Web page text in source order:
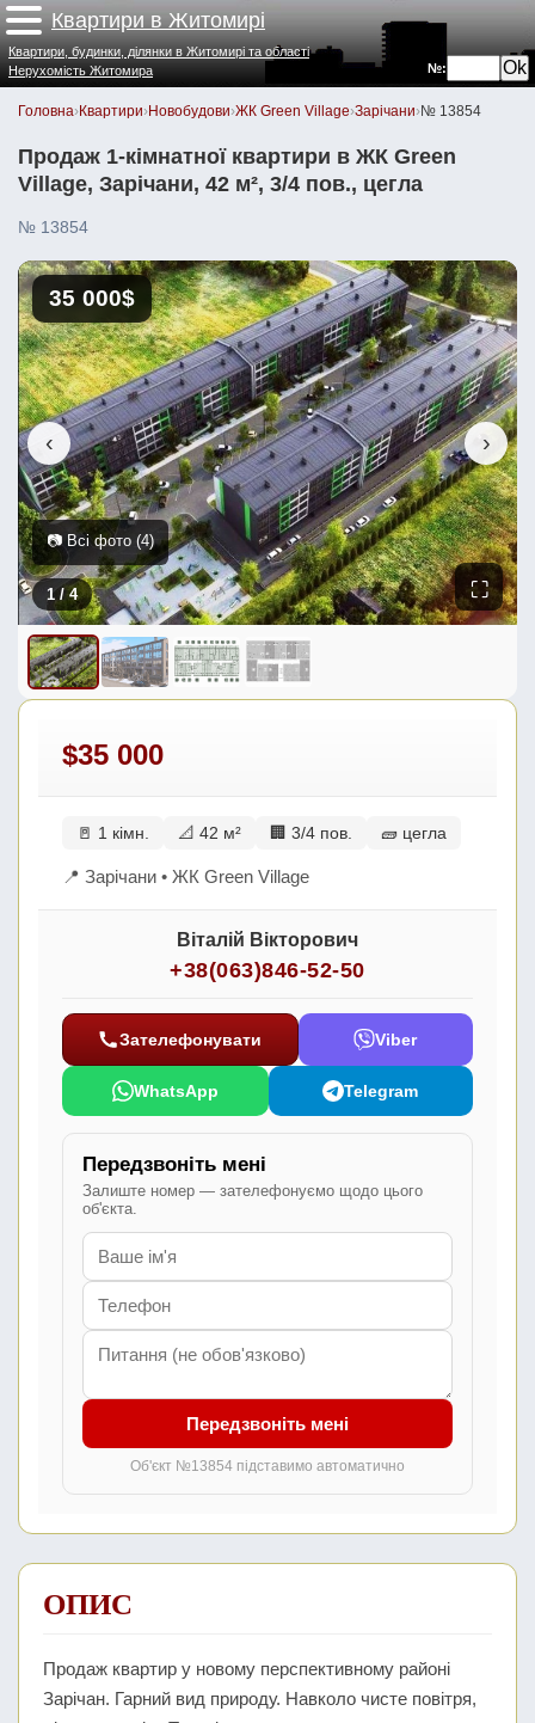
Квартири в Житомирі
№:
Квартири, будинки, ділянки в Житомирі та області
Нерухомість Житомира
Головна›Квартири›Новобудови›ЖК Green Village›Зарічани›№ 13854
Продаж 1-кімнатної квартири в ЖК Green
Village, Зарічани, 42 м², 3/4 пов., цегла
№ 13854
‹ ›
35 000$
1/ 4 ⛶
📷 Всі фото (4)
$35 000
🚪 1 кімн. 📐 42 м² 🏢 3/4 пов. 🧱 цегла
📍 Зарічани • ЖК Green Village
Віталій Вікторович
+38(063)846-52-50
Зателефонувати Viber
WhatsApp Telegram
Передзвоніть мені
Залиште номер — зателефонуємо щодо цього
об'єкта.
Передзвоніть мені
Об'єкт №13854 підставимо автоматично
ОПИС
Продаж квартир у новому перспективному районі
Зарічан. Гарний вид природу. Навколо чисте повітря,